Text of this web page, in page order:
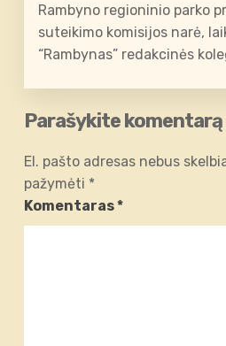
Rambyno regioninio parko
suteikimo komisijos narė,
“Rambynas” redakcinės
Parašykite komentarą
El. pašto adresas nebus
pažymėti *
Komentaras*